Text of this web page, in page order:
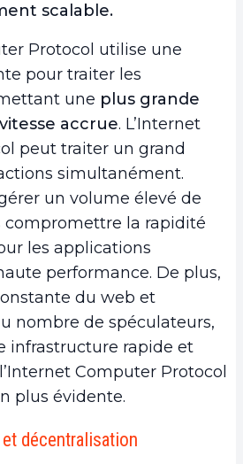
scalable.
Protocol utilise une
pour traiter les
une plus grande
accrue. L’Internet
peut traiter un grand
simultanément.
un volume élevé de
compromettre la rapidité
les applications
performance. De plus,
du web et
nombre de spéculateurs,
infrastructure rapide et
Computer Protocol
plus évidente.
décentralisation